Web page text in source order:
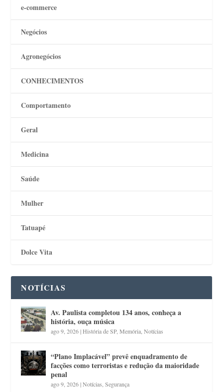
e-commerce
Negócios
Agronegócios
CONHECIMENTOS
Comportamento
Geral
Medicina
Saúde
Mulher
Tatuapé
Dolce Vita
NOTÍCIAS
Av. Paulista completou 134 anos, conheça a
história, ouça música
ago 9, 2026|História de SP,Memória ,Notícias
“Plano Implacável” prevê enquadramento de
facções como terroristas e redução da maioridade
penal
ago 9, 2026|Notícias ,Segurança